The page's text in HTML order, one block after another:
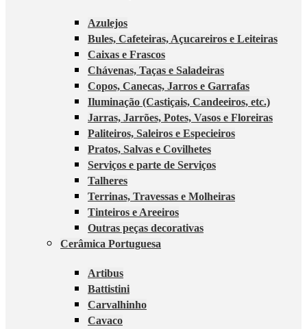
Azulejos
Bules, Cafeteiras, Açucareiros e Leiteiras
Caixas e Frascos
Chávenas, Taças e Saladeiras
Copos, Canecas, Jarros e Garrafas
Iluminação (Castiçais, Candeeiros, etc.)
Jarras, Jarrões, Potes, Vasos e Floreiras
Paliteiros, Saleiros e Especieiros
Pratos, Salvas e Covilhetes
Serviços e parte de Serviços
Talheres
Terrinas, Travessas e Molheiras
Tinteiros e Areeiros
Outras peças decorativas
Cerâmica Portuguesa
Artibus
Battistini
Carvalhinho
Cavaco